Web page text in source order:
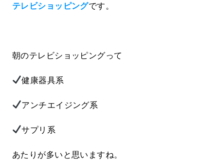
テレビショッピングです。
朝のテレビショッピングって
健康器具系
アンチエイジング系
サプリ系
あたりが多いと思いますね。